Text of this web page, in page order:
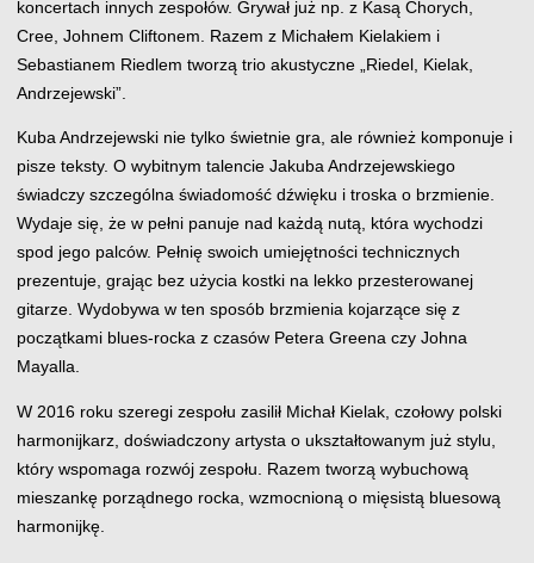
koncertach innych zespołów. Grywał już np. z Kasą Chorych,
Cree, Johnem Cliftonem. Razem z Michałem Kielakiem i
Sebastianem Riedlem tworzą trio akustyczne „Riedel, Kielak,
Andrzejewski”.
Kuba Andrzejewski nie tylko świetnie gra, ale również komponuje i
pisze teksty. O wybitnym talencie Jakuba Andrzejewskiego
świadczy szczególna świadomość dźwięku i troska o brzmienie.
Wydaje się, że w pełni panuje nad każdą nutą, która wychodzi
spod jego palców. Pełnię swoich umiejętności technicznych
prezentuje, grając bez użycia kostki na lekko przesterowanej
gitarze. Wydobywa w ten sposób brzmienia kojarzące się z
początkami blues-rocka z czasów Petera Greena czy Johna
Mayalla.
W 2016 roku szeregi zespołu zasilił Michał Kielak, czołowy polski
harmonijkarz, doświadczony artysta o ukształtowanym już stylu,
który wspomaga rozwój zespołu. Razem tworzą wybuchową
mieszankę porządnego rocka, wzmocnioną o mięsistą bluesową
harmonijkę.